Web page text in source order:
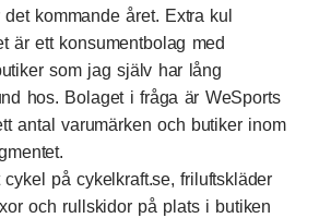
kommande året. Extra kul
är ett konsumentbolag med
som jag själv har lång
hos. Bolaget i fråga är WeSports
antal varumärken och butiker inom
cykel påcykelkraft.se, friluftskläder
och rullskidor på plats i butiken